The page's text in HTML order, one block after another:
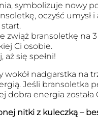
symbolizuje nowy
oczyść umysł
start.
zwiąż bransoletkę na 3
Ci osobie.
aż się spełni!
nadgarstka na
Jeśli bransoletka
dobra energia została
nitki z kuleczką –